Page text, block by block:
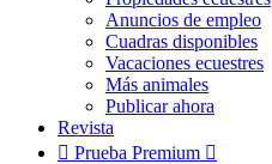
Anuncios de empleo
Cuadras disponibles
Vacaciones ecuestres
Más animales
Publicar ahora
Revista
 Prueba Premium 